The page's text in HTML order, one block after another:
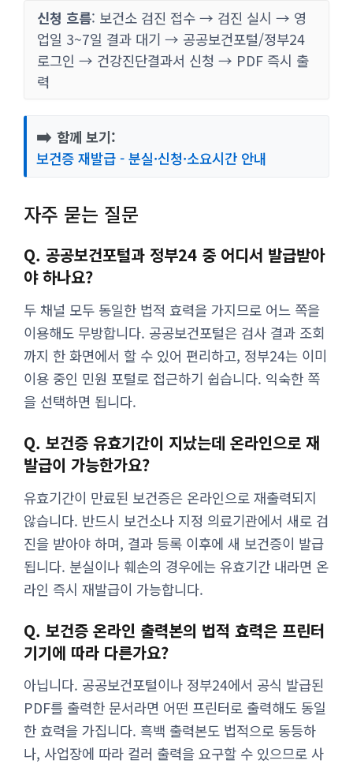
신청 흐름: 보건소 검진 접수 → 검진 실시 → 영
업일 3~7일 결과 대기 → 공공보건포털/정부24
로그인 → 건강진단결과서 신청 → PDF 즉시 출
력
➡️ 함께 보기:
보건증 재발급 - 분실·신청·소요시간 안내
자주 묻는 질문
Q. 공공보건포털과 정부24 중 어디서 발급받아
야 하나요?
두 채널 모두 동일한 법적 효력을 가지므로 어느 쪽을
이용해도 무방합니다. 공공보건포털은 검사 결과 조회
까지 한 화면에서 할 수 있어 편리하고, 정부24는 이미
이용 중인 민원 포털로 접근하기 쉽습니다. 익숙한 쪽
을 선택하면 됩니다.
Q. 보건증 유효기간이 지났는데 온라인으로 재
발급이 가능한가요?
유효기간이 만료된 보건증은 온라인으로 재출력되지
않습니다. 반드시 보건소나 지정 의료기관에서 새로 검
진을 받아야 하며, 결과 등록 이후에 새 보건증이 발급
됩니다. 분실이나 훼손의 경우에는 유효기간 내라면 온
라인 즉시 재발급이 가능합니다.
Q. 보건증 온라인 출력본의 법적 효력은 프린터
기기에 따라 다른가요?
아닙니다. 공공보건포털이나 정부24에서 공식 발급된
PDF를 출력한 문서라면 어떤 프린터로 출력해도 동일
한 효력을 가집니다. 흑백 출력본도 법적으로 동등하
나, 사업장에 따라 컬러 출력을 요구할 수 있으므로 사